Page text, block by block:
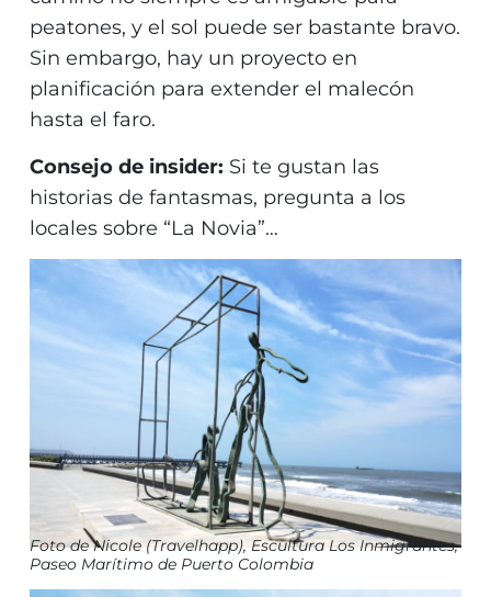
peatones, y el sol puede ser bastante bravo.
Sin embargo, hay un proyecto en
planificación para extender el malecón
hasta el faro.
Consejo de insider: Si te gustan las
historias de fantasmas, pregunta a los
locales sobre “La Novia”…
Foto de Nicole (Travelhapp), Escultura Los Inmigrantes,
Paseo Marítimo de Puerto Colombia